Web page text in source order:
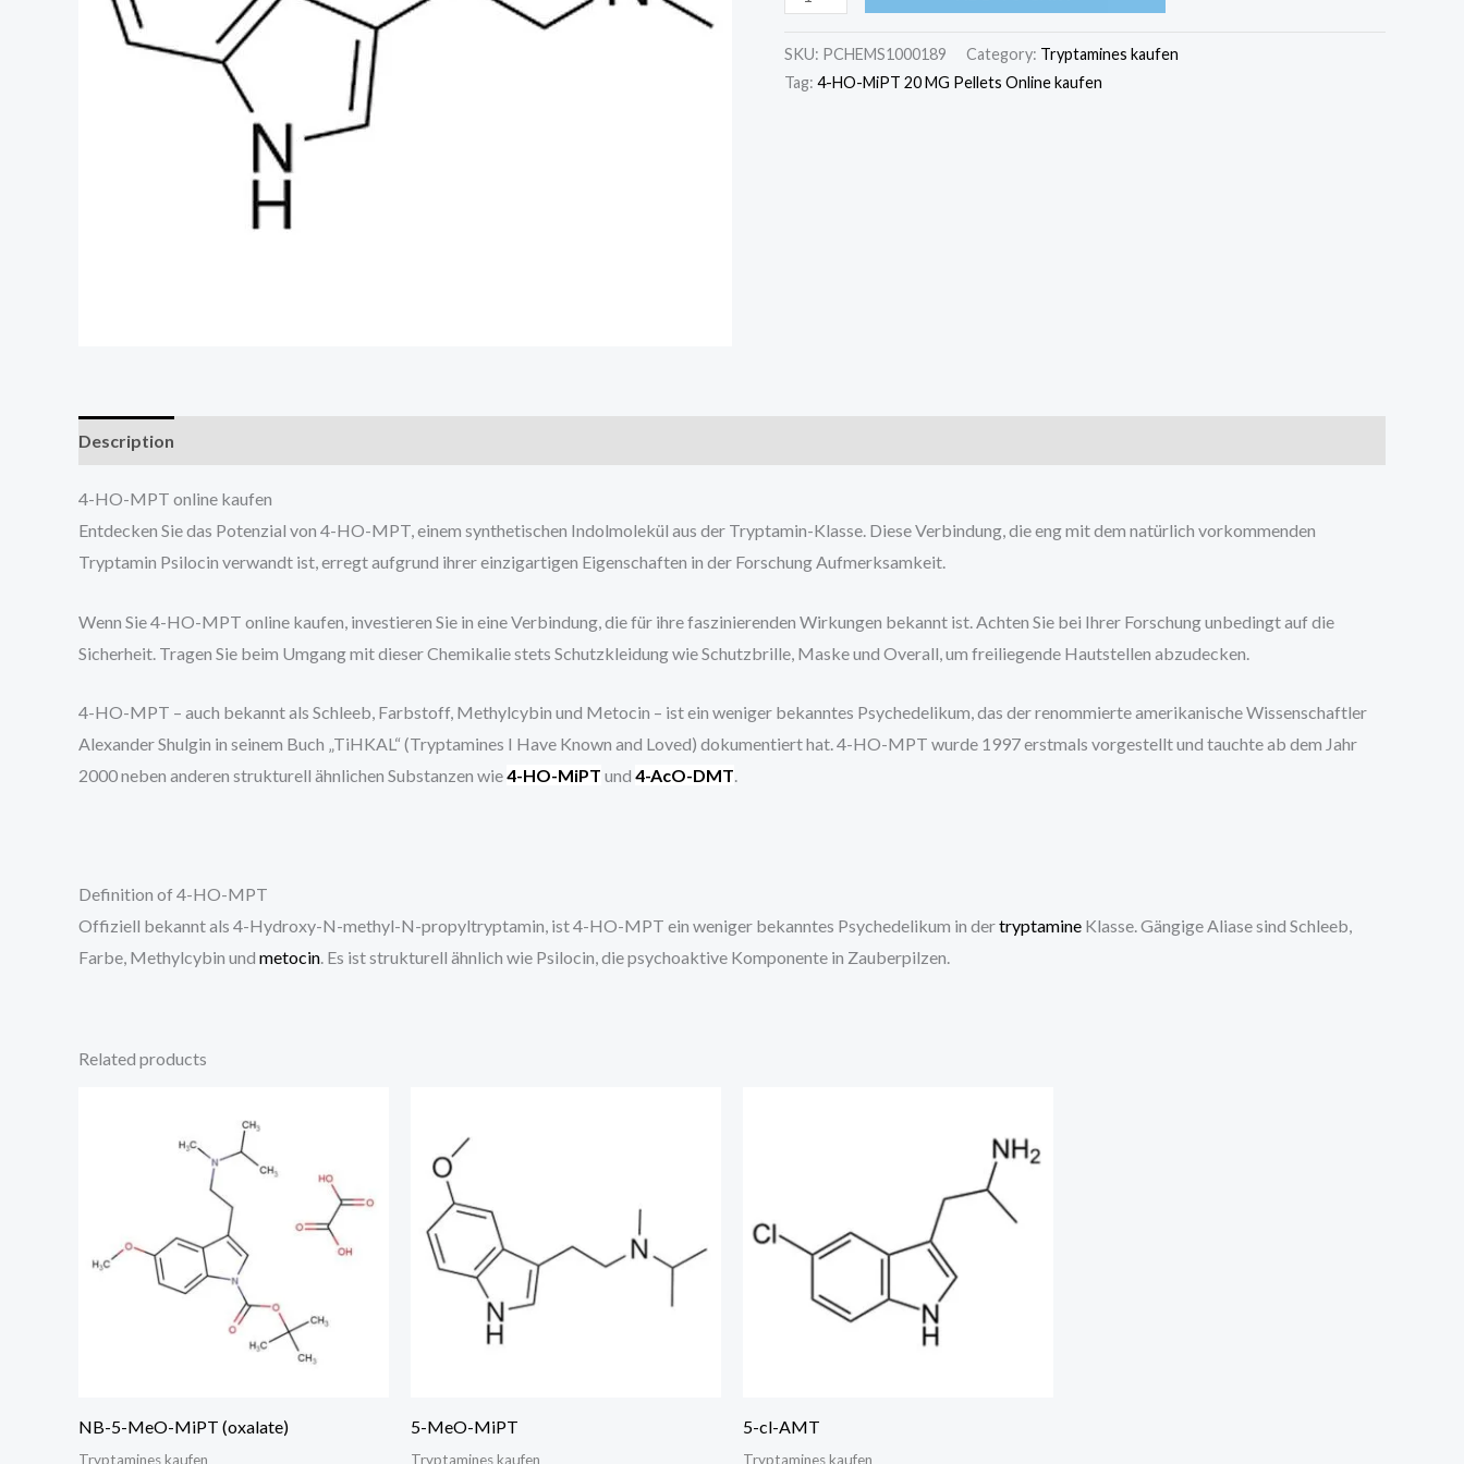
SKU: PCHEMS1000189 Category: Tryptamines kaufen
Tag: 4-HO-MiPT 20 MG Pellets Online kaufen
Description
4-HO-MPT online kaufen
Entdecken Sie das Potenzial von 4-HO-MPT, einem synthetischen Indolmolekül aus der Tryptamin-Klasse. Diese Verbindung, die eng mit dem natürlich vorkommenden
Tryptamin Psilocin verwandt ist, erregt aufgrund ihrer einzigartigen Eigenschaften in der Forschung Aufmerksamkeit.
Wenn Sie 4-HO-MPT online kaufen, investieren Sie in eine Verbindung, die für ihre faszinierenden Wirkungen bekannt ist. Achten Sie bei Ihrer Forschung unbedingt auf die
Sicherheit. Tragen Sie beim Umgang mit dieser Chemikalie stets Schutzkleidung wie Schutzbrille, Maske und Overall, um freiliegende Hautstellen abzudecken.
4-HO-MPT – auch bekannt als Schleeb, Farbstoff, Methylcybin und Metocin – ist ein weniger bekanntes Psychedelikum, das der renommierte amerikanische Wissenschaftler
Alexander Shulgin in seinem Buch „TiHKAL“ (Tryptamines I Have Known and Loved) dokumentiert hat. 4-HO-MPT wurde 1997 erstmals vorgestellt und tauchte ab dem Jahr
2000 neben anderen strukturell ähnlichen Substanzen wie4-HO-MiPT und 4-AcO-DMT.
Definition of 4-HO-MPT
Offiziell bekannt als 4-Hydroxy-N-methyl-N-propyltryptamin, ist 4-HO-MPT ein weniger bekanntes Psychedelikum in dertryptamine Klasse. Gängige Aliase sind Schleeb,
Farbe, Methylcybin und metocin. Es ist strukturell ähnlich wie Psilocin, die psychoaktive Komponente in Zauberpilzen.
Related products
NB-5-MeO-MiPT (oxalate)
Tryptamines kaufen
5-MeO-MiPT
Tryptamines kaufen
5-cl-AMT
Tryptamines kaufen